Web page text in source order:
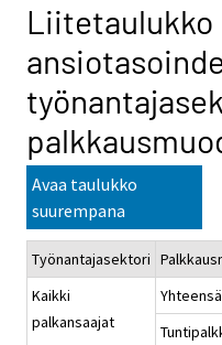
Liitetaulukko
Avaa taulukko
suurempana
Työnantajasektori
Kaikki
palkansaajat
Yhteensä